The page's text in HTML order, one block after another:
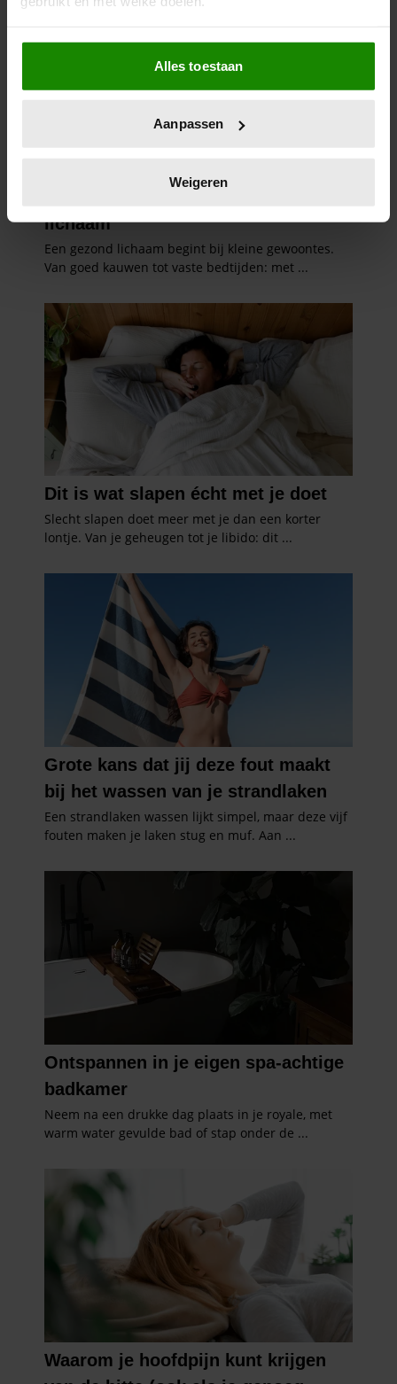
Als u het toestaat, willen we ook graag:
Informatie verzamelen over uw geografische
locatie, die tot een paar meter nauwkeurig kan zijn
scannen op specifieke eigenschappen (fingerprinting)
verwerkt en stel uw voorkeuren in het
intrekken in de Cookieverklaring.
We gebruiken cookies om content en advertenties te
en om ons websiteverkeer te analyseren. Ook delen we
informatie over uw gebruik van onze site met onze
partners voor social media, adverteren en analyse. Deze
partners kunnen deze gegevens combineren met andere
informatie die u aan ze heeft verstrekt of die ze hebben
verzameld op basis van uw gebruik van hun services. U
gaat akkoord met onze cookies als u onze website blijft
gebruiken.
Alles toestaan
Aanpassen
Weigeren